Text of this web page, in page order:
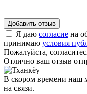
Я даю согласие на
принимаю условия
Пожалуйста,
Отлично ваш отзыв
В скором времени наш
на связи.